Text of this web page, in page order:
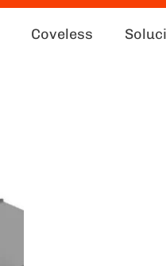
Coveless